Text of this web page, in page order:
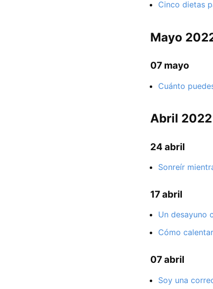
Cinco dietas
Mayo
07 mayo
Cuánto
Abril 2022
24 abril
Sonreír
17 abril
Un desayuno
Cómo
07 abril
Soy una